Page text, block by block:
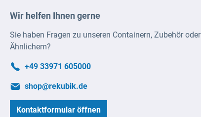
Wir helfen Ihnen gerne
Sie haben Fragen zu unseren Containern, Zubehör oder
Ähnlichem?
+49 33971 605000
shop@rekubik.de
Kontaktformular öffnen